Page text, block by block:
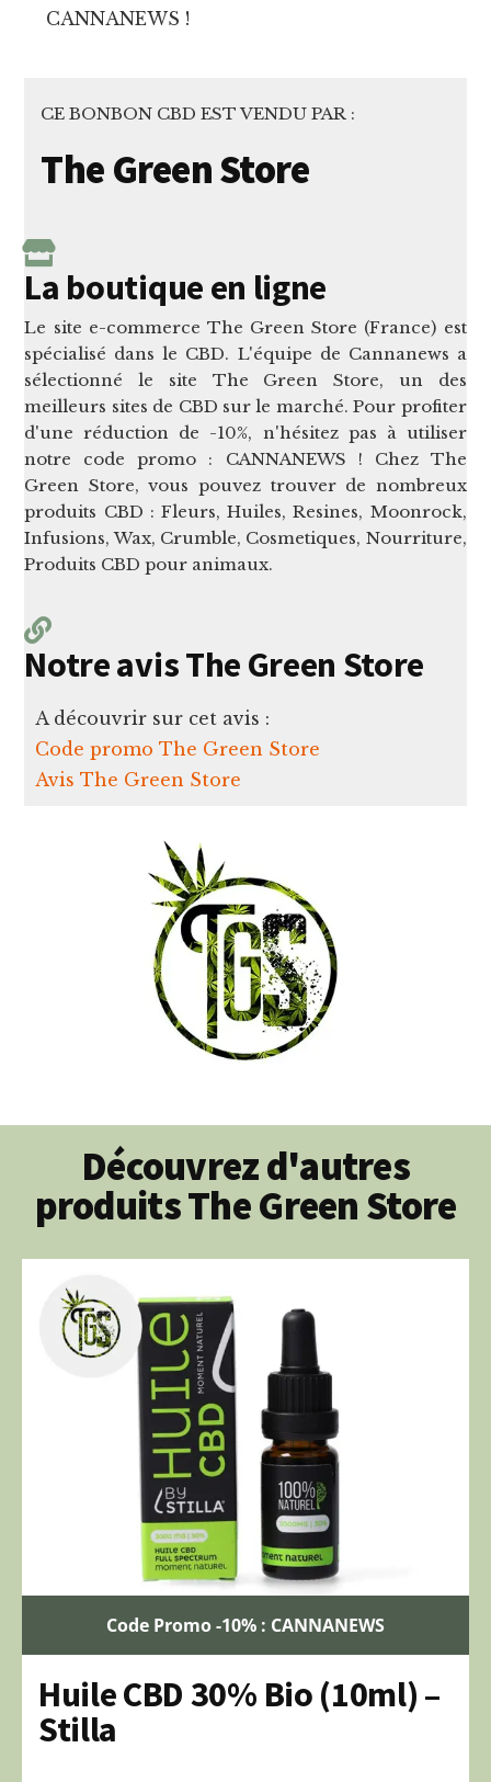
CANNANEWS !
CE BONBON CBD EST VENDU PAR :
The Green Store
La boutique en ligne
Le site e-commerce The Green Store (France) est
spécialisé dans le CBD. L'équipe de Cannanews a
sélectionné le site The Green Store, un des
meilleurs sites de CBD sur le marché. Pour profiter
d'une réduction de -10%, n'hésitez pas à utiliser
notre code promo : CANNANEWS ! Chez The
Green Store, vous pouvez trouver de nombreux
produits CBD : Fleurs, Huiles, Resines, Moonrock,
Infusions, Wax, Crumble, Cosmetiques, Nourriture,
Produits CBD pour animaux.
Notre avis The Green Store
A découvrir sur cet avis :
Code promo The Green Store
Avis The Green Store
Découvrez d'autres
produits The Green Store
Code Promo -10% : CANNANEWS
Huile CBD 30% Bio (10ml) –
Stilla